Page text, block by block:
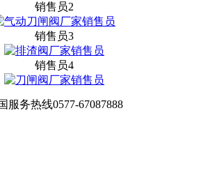
销售员2
销售员3
销售员4
服务热线0577-67087888